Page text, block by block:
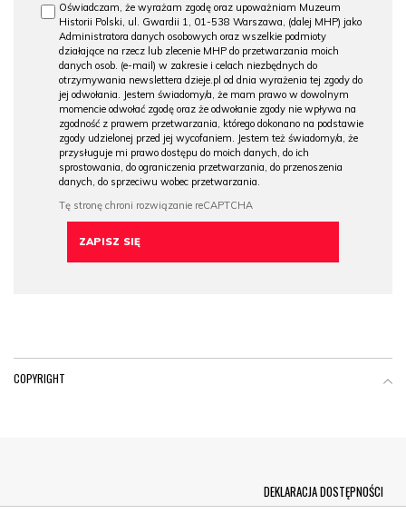
Oświadczam, że wyrażam zgodę oraz upoważniam Muzeum
Historii Polski, ul. Gwardii 1, 01-538 Warszawa, (dalej MHP) jako
Administratora danych osobowych oraz wszelkie podmioty
działające na rzecz lub zlecenie MHP do przetwarzania moich
danych osob. (e-mail) w zakresie i celach niezbędnych do
otrzymywania newslettera dzieje.pl od dnia wyrażenia tej zgody do
jej odwołania. Jestem świadomy/a, że mam prawo w dowolnym
momencie odwołać zgodę oraz że odwołanie zgody nie wpływa na
zgodność z prawem przetwarzania, którego dokonano na podstawie
zgody udzielonej przed jej wycofaniem. Jestem też świadomy/a, że
przysługuje mi prawo dostępu do moich danych, do ich
sprostowania, do ograniczenia przetwarzania, do przenoszenia
danych, do sprzeciwu wobec przetwarzania.
COPYRIGHT
DEKLARACJA DOSTĘPNOŚCI